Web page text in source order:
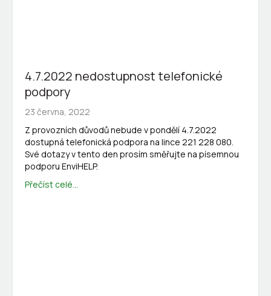
4.7.2022 nedostupnost telefonické
podpory
23 června, 2022
Z provozních důvodů nebude v pondělí 4.7.2022
dostupná telefonická podpora na lince 221 228 080.
Své dotazy v tento den prosím směřujte na písemnou
podporu EnviHELP.
Přečíst celé...